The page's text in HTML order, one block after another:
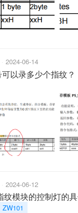
2024-06-14
以录多少个指纹？
2024-06-12
纹模块的控制灯的
ZW101